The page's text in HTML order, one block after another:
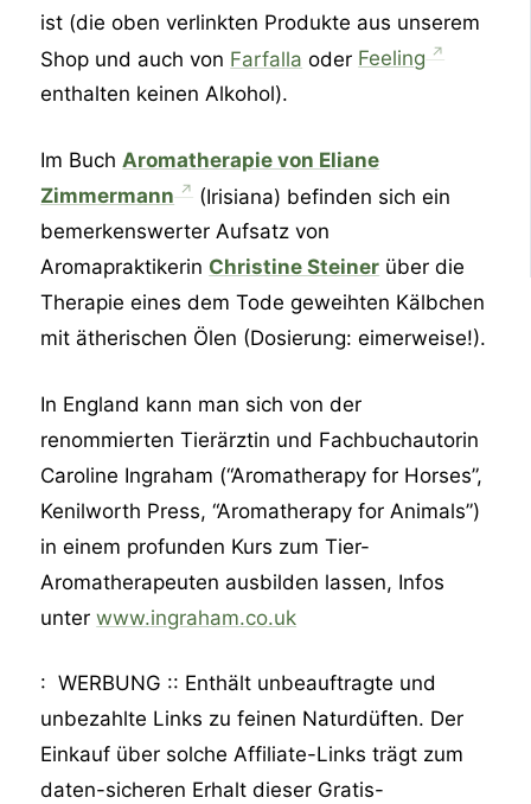
ist (die oben verlinkten Produkte aus unserem
Shop und auch von Farfalla oder Feeling
enthalten keinen Alkohol).
Im Buch Aromatherapie von Eliane
Zimmermann
(Irisiana) befinden sich ein
bemerkenswerter Aufsatz von
Aromapraktikerin Christine Steiner über die
Therapie eines dem Tode geweihten Kälbchen
mit ätherischen Ölen (Dosierung: eimerweise!).
In England kann man sich von der
renommierten Tierärztin und Fachbuchautorin
Caroline Ingraham (“Aromatherapy for Horses”,
Kenilworth Press, “Aromatherapy for Animals”)
in einem profunden Kurs zum Tier-
Aromatherapeuten ausbilden lassen, Infos
unterwww.ingraham.co.uk
: WERBUNG :: Enthält unbeauftragte und
unbezahlte Links zu feinen Naturdüften. Der
Einkauf über solche Affiliate-Links trägt zum
daten-sicheren Erhalt dieser Gratis-